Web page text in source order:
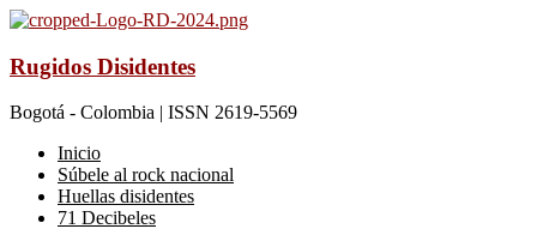
Rugidos Disidentes
Bogotá - Colombia | ISSN 2619-5569
Inicio
Súbele al rock nacional
Huellas disidentes
71 Decibeles